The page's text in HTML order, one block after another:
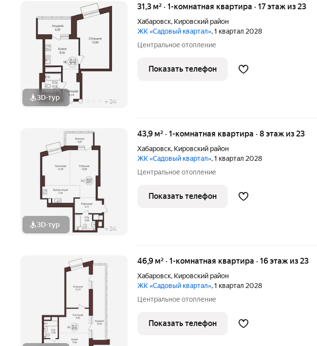
3D-тур + 24
31,3 м² · 1-комнатная квартира · 17 этаж из 23
Хабаровск, Кировский район
ЖК «Садовый квартал», 1 квартал 2028
Центральное отопление
Показать телефон
3D-тур + 24
43,9 м² · 1-комнатная квартира · 8 этаж из 23
Хабаровск, Кировский район
ЖК «Садовый квартал», 1 квартал 2028
Центральное отопление
Показать телефон
46,9 м² · 1-комнатная квартира · 16 этаж из 23
Хабаровск, Кировский район
ЖК «Садовый квартал», 1 квартал 2028
Центральное отопление
Показать телефон